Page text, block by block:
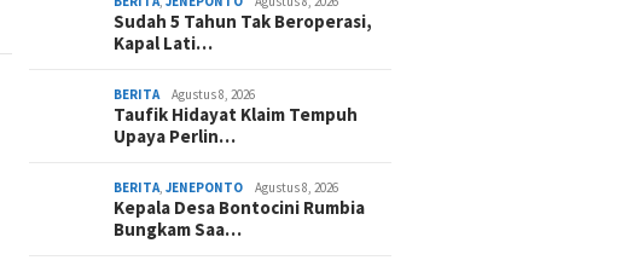
Sudah 5 Tahun Tak Beroperasi,
Kapal Lati…
BERITA Agustus 8, 2026
Taufik Hidayat Klaim Tempuh
Upaya Perlin…
BERITA,JENEPONTO Agustus 8, 2026
Kepala Desa Bontocini Rumbia
Bungkam Saa…